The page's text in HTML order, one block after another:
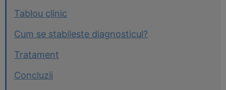
Tablou clinic
Cum se stabileste diagnosticul?
Tratament
Concluzii